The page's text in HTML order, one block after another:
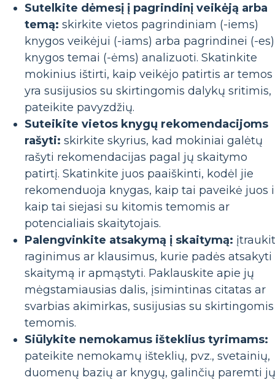
Sutelkite dėmesį į pagrindinį veikėją arba
temą: skirkite vietos pagrindiniam (-iems)
knygos veikėjui (-iams) arba pagrindinei (-es)
knygos temai (-ėms) analizuoti. Skatinkite
mokinius ištirti, kaip veikėjo patirtis ar temos
yra susijusios su skirtingomis dalykų sritimis,
pateikite pavyzdžių.
Suteikite vietos knygų rekomendacijoms
rašyti: skirkite skyrius, kad mokiniai galėtų
rašyti rekomendacijas pagal jų skaitymo
patirtį. Skatinkite juos paaiškinti, kodėl jie
rekomenduoja knygas, kaip tai paveikė juos
kaip tai siejasi su kitomis temomis ar
potencialiais skaitytojais.
Palengvinkite atsakymą į skaitymą:
raginimus ar klausimus, kurie padės atsakyti
skaitymą ir apmąstyti. Paklauskite apie jų
mėgstamiausias dalis, įsimintinas citatas ar
svarbias akimirkas, susijusias su skirtingomis
temomis.
Siūlykite nemokamus išteklius tyrimams:
pateikite nemokamų išteklių, pvz., svetainių,
duomenų bazių ar knygų, galinčių paremti jų